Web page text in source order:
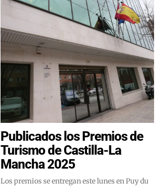
Publicados los Premios de
Turismo de Castilla-La
Mancha 2025
Los premios se entregan este lunes en Puy du